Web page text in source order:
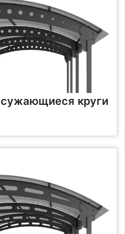
сужающиеся круги